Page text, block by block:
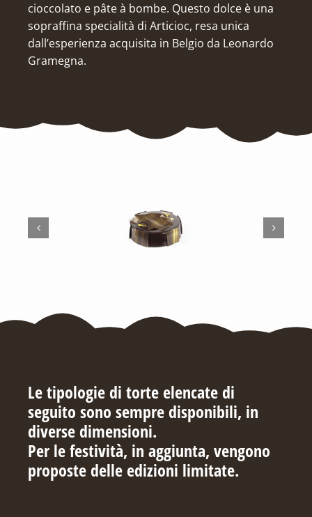
cioccolato e pâte à bombe. Questo dolce è una
sopraffina specialità di Articioc, resa unica
dall’esperienza acquisita in Belgio da Leonardo
Gramegna.
Le tipologie di torte elencate di
seguito sono sempre disponibili, in
diverse dimensioni.
Per le festività, in aggiunta, vengono
proposte delle edizioni limitate.